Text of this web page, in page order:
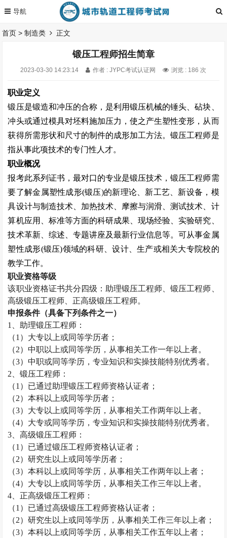
首页 >制造类 正文
锻压工程师招生简章
2023-03-30 14:23:14 作者 : JYPC考试认证网 浏览 : 186 次
职业定义
锻压是锻造和冲压的合称，是利用锻压机械的锤头、砧块、
冲头或通过模具对坯料施加压力，使之产生塑性变形，从而
获得所需形状和尺寸的制件的成形加工方法。锻压工程师是
指从事此项技术的专门性人才。
职业概况
报考此系列证书，最对口的专业是锻压技术，锻压工程师需
要了解金属塑性成形(锻压)的新理论、新工艺、新设备，模
具设计与制造技术、加热技术、摩擦与润滑、测试技术、计
算机应用、标准等方面的科研成果、现场经验、实验研究、
技术革新、综述、专题讲座及最新行业信息等。可从事金属
塑性成形(锻压)领域的科研、设计、生产或相关大专院校的
教学工作。
职业资格等级
该职业资格证书共分四级：助理锻压工程师、锻压工程师、
高级锻压工程师、正高级锻压工程师。
申报条件（具备下列条件之一）
1
、助理锻压工程师：
（1 ）大专以上或同等学历者；
（2）中职以上或同等学历，从事相关工作一年以上者。
（3）中职或同等学历，专业知识和实操技能特别优秀者。
2 、锻压工程师：
（1 ）已通过助理锻压工程师资格认证者；
（2）本科以上或同等学历者；
（3）大专以上或同等学历，从事相关工作两年以上者。
（4）大专或同等学历，专业知识和实操技能特别优秀者。
3 、高级锻压工程师：
（1 ）已通过锻压工程师资格认证者；
（2）研究生以上或同等学历者；
（3）本科以上或同等学历，从事相关工作两年以上者；
（4）大专以上或同等学历，从事相关工作三年以上者。
4 、正高级锻压工程师：
（1 ）已通过高级锻压工程师资格认证者；
（2）研究生以上或同等学历，从事相关工作三年以上者；
（3）本科以上或同等学历，从事相关工作五年以上者；